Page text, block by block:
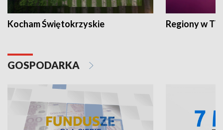
Kocham Świętokrzyskie Regiony w
GOSPODARKA